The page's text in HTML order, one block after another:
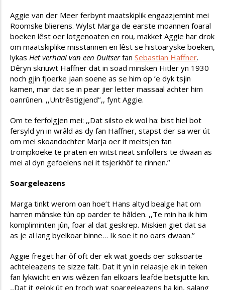
Aggie van der Meer ferbynt maatskiplik engaazjemint mei
Roomske blierens. Wylst Marga de earste moannen foaral
boeken lêst oer lotgenoaten en rou, makket Aggie har drok
om maatskiplike misstannen en lêst se histoaryske boeken,
lykas Het verhaal van een Duitserfan Sebastian Haffner.
Dêryn skriuwt Haffner dat in soad minsken Hitler yn 1930
noch gjin fjoerke jaan soene as se him op ’e dyk tsjin
kamen, mar dat se in pear jier letter massaal achter him
oanrûnen. ,,Untrêstigjend’’,, fynt Aggie.
Om te ferfolgjen mei: ,,Dat silsto ek wol ha: bist hiel bot
fersyld yn in wrâld as dy fan Haffner, stapst der sa wer út
om mei skoandochter Marja oer it meitsjen fan
trompkoeke te praten en witst neat sinfollers te dwaan as
mei al dyn gefoelens nei it tsjerkhôf te rinnen.’’
Soargeleazens
Marga tinkt werom oan hoe’t Hans altyd bealge hat om
harren mânske tún op oarder te hâlden. ,,Te min ha ik him
kompliminten jûn, foar al dat geskrep. Miskien giet dat sa
as je al lang byelkoar binne… Ik soe it no oars dwaan.’’
Aggie freget har ôf oft der ek wat goeds oer soksoarte
achteleazens te sizze falt. Dat it yn in relaasje ek in teken
fan lykwicht en wis wêzen fan elkoars leafde betsjutte kin.
,,Dat it gelok út en troch wat soargeleazens ha kin, salang